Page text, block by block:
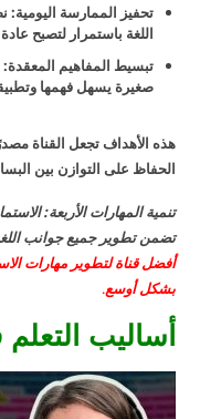
تحفيز الممارسة
اللغة باستمرار لتصبح
تبسيط المفاهيم
صغيرة يسهل فهمها
هذه الأهداف تجعل القناة
الحفاظ على التوازن بين
تنمية المهارات الأربعة:
تضمن تطوير جميع جوانب
أفضل قناة لتطوير مهارات
بشكل أوسع.
أساليب التعلم